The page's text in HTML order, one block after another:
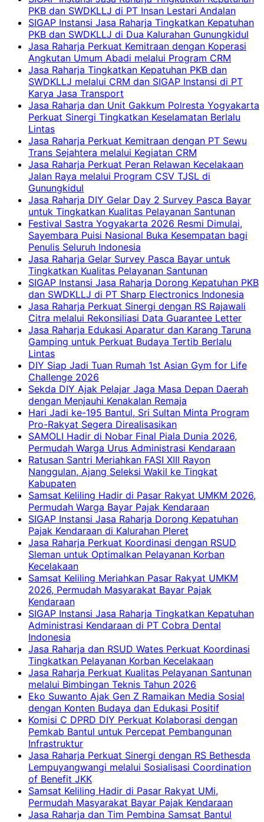
PKB dan SWDKLLJ di PT Insan Lestari Andalan
SIGAP Instansi Jasa Raharja Tingkatkan Kepatuhan
PKB dan SWDKLLJ di Dua Kalurahan Gunungkidul
Jasa Raharja Perkuat Kemitraan dengan Koperasi
Angkutan Umum Abadi melalui Program CRM
Jasa Raharja Tingkatkan Kepatuhan PKB dan
SWDKLLJ melalui CRM dan SIGAP Instansi di PT
Karya Jasa Transport
Jasa Raharja dan Unit Gakkum Polresta Yogyakarta
Perkuat Sinergi Tingkatkan Keselamatan Berlalu
Lintas
Jasa Raharja Perkuat Kemitraan dengan PT Sewu
Trans Sejahtera melalui Kegiatan CRM
Jasa Raharja Perkuat Peran Relawan Kecelakaan
Jalan Raya melalui Program CSV TJSL di
Gunungkidul
Jasa Raharja DIY Gelar Day 2 Survey Pasca Bayar
untuk Tingkatkan Kualitas Pelayanan Santunan
Festival Sastra Yogyakarta 2026 Resmi Dimulai,
Sayembara Puisi Nasional Buka Kesempatan bagi
Penulis Seluruh Indonesia
Jasa Raharja Gelar Survey Pasca Bayar untuk
Tingkatkan Kualitas Pelayanan Santunan
SIGAP Instansi Jasa Raharja Dorong Kepatuhan PKB
dan SWDKLLJ di PT Sharp Electronics Indonesia
Jasa Raharja Perkuat Sinergi dengan RS Rajawali
Citra melalui Rekonsiliasi Data Guarantee Letter
Jasa Raharja Edukasi Aparatur dan Karang Taruna
Gamping untuk Perkuat Budaya Tertib Berlalu
Lintas
DIY Siap Jadi Tuan Rumah 1st Asian Gym for Life
Challenge 2026
Sekda DIY Ajak Pelajar Jaga Masa Depan Daerah
dengan Menjauhi Kenakalan Remaja
Hari Jadi ke-195 Bantul, Sri Sultan Minta Program
Pro-Rakyat Segera Direalisasikan
SAMOLI Hadir di Nobar Final Piala Dunia 2026,
Permudah Warga Urus Administrasi Kendaraan
Ratusan Santri Meriahkan FASI XIII Rayon
Nanggulan, Ajang Seleksi Wakil ke Tingkat
Kabupaten
Samsat Keliling Hadir di Pasar Rakyat UMKM 2026,
Permudah Warga Bayar Pajak Kendaraan
SIGAP Instansi Jasa Raharja Dorong Kepatuhan
Pajak Kendaraan di Kalurahan Pleret
Jasa Raharja Perkuat Koordinasi dengan RSUD
Sleman untuk Optimalkan Pelayanan Korban
Kecelakaan
Samsat Keliling Meriahkan Pasar Rakyat UMKM
2026, Permudah Masyarakat Bayar Pajak
Kendaraan
SIGAP Instansi Jasa Raharja Tingkatkan Kepatuhan
Administrasi Kendaraan di PT Cobra Dental
Indonesia
Jasa Raharja dan RSUD Wates Perkuat Koordinasi
Tingkatkan Pelayanan Korban Kecelakaan
Jasa Raharja Perkuat Kualitas Pelayanan Santunan
melalui Bimbingan Teknis Tahun 2026
Eko Suwanto Ajak Gen Z Ramaikan Media Sosial
dengan Konten Budaya dan Edukasi Positif
Komisi C DPRD DIY Perkuat Kolaborasi dengan
Pemkab Bantul untuk Percepat Pembangunan
Infrastruktur
Jasa Raharja Perkuat Sinergi dengan RS Bethesda
Lempuyangwangi melalui Sosialisasi Coordination
of Benefit JKK
Samsat Keliling Hadir di Pasar Rakyat UMi,
Permudah Masyarakat Bayar Pajak Kendaraan
Jasa Raharja dan Tim Pembina Samsat Bantul